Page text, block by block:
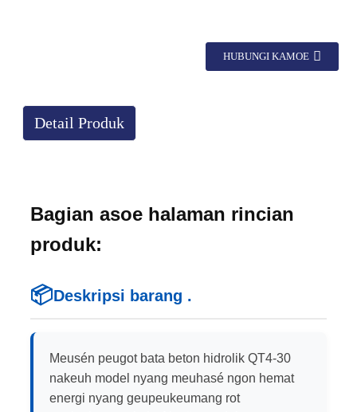
HUBUNGI KAMOE
Detail Produk
Bagian asoe halaman rincian
produk:
📦Deskripsi barang .
Meusén peugot bata beton hidrolik QT4-30
nakeuh model nyang meuhasé ngon hemat
energi nyang geupeukeumang rot